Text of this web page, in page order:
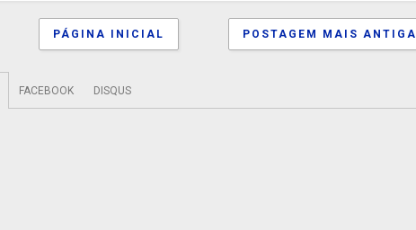
POSTAGEM MAIS ANTIGA
PÁGINA INICIAL
FACEBOOK DISQUS